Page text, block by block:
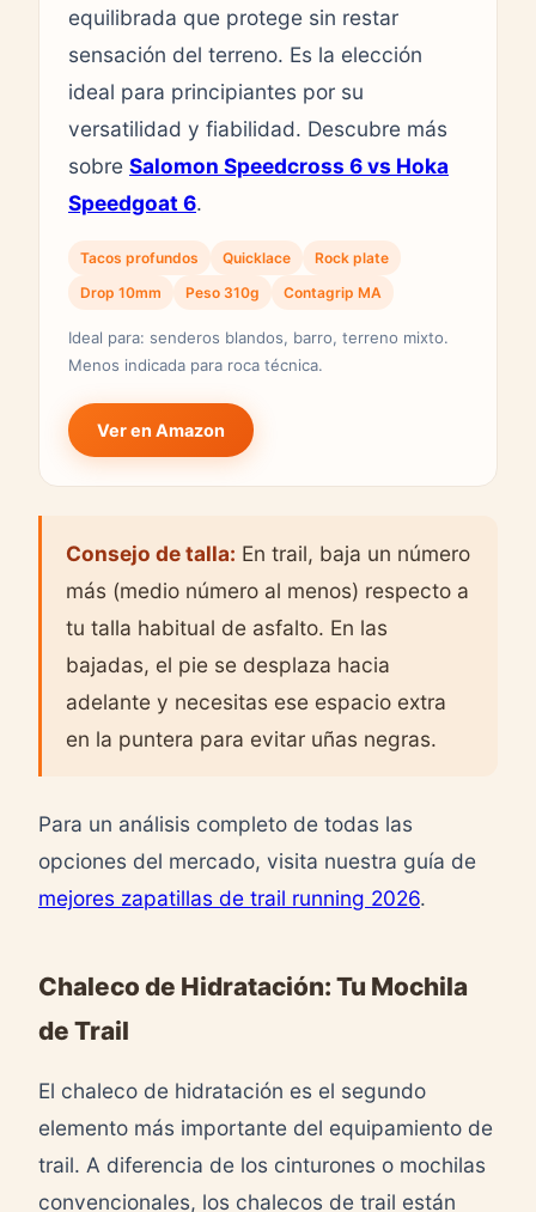
equilibrada que protege sin restar
sensación del terreno. Es la elección
ideal para principiantes por su
versatilidad y fiabilidad. Descubre más
sobre Salomon Speedcross 6 vs Hoka
Speedgoat 6.
Tacos profundos Quicklace
Rock plate
Drop 10mm
Peso 310g Contagrip MA
Ideal para: senderos blandos, barro, terreno mixto.
Menos indicada para roca técnica.
Ver en Amazon
Consejo de talla: En trail, baja un número
más (medio número al menos) respecto a
tu talla habitual de asfalto. En las
bajadas, el pie se desplaza hacia
adelante y necesitas ese espacio extra
en la puntera para evitar uñas negras.
Para un análisis completo de todas las
opciones del mercado, visita nuestra guía de
mejores zapatillas de trail running 2026.
Chaleco de Hidratación: Tu Mochila
de Trail
El chaleco de hidratación es el segundo
elemento más importante del equipamiento de
trail. A diferencia de los cinturones o mochilas
convencionales, los chalecos de trail están